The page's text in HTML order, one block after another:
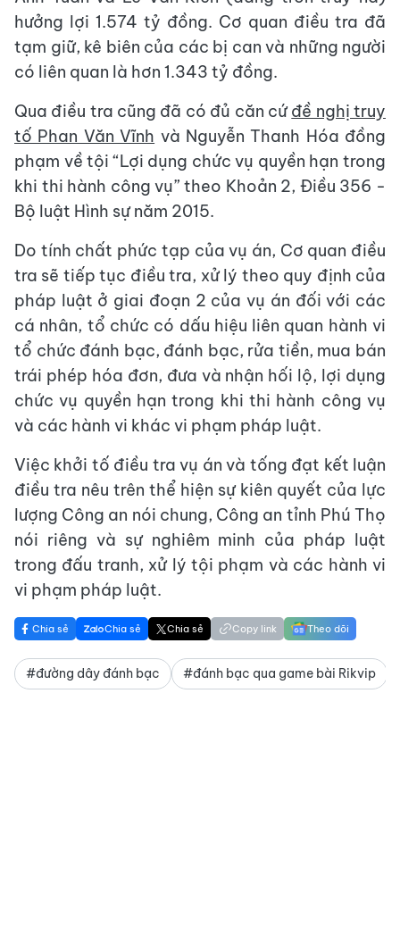
hưởng lợi 1.574 tỷ đồng. Cơ quan điều tra đã
tạm giữ, kê biên của các bị can và những người
có liên quan là hơn 1.343 tỷ đồng.
Qua điều tra cũng đã có đủ căn cứđề nghị truy
tố Phan Văn Vĩnh và Nguyễn Thanh Hóa đồng
phạm về tội “Lợi dụng chức vụ quyền hạn trong
khi thi hành công vụ” theo Khoản 2, Điều 356 -
Bộ luật Hình sự năm 2015.
Do tính chất phức tạp của vụ án, Cơ quan điều
tra sẽ tiếp tục điều tra, xử lý theo quy định của
pháp luật ở giai đoạn 2 của vụ án đối với các
cá nhân, tổ chức có dấu hiệu liên quan hành vi
tổ chức đánh bạc, đánh bạc, rửa tiền, mua bán
trái phép hóa đơn, đưa và nhận hối lộ, lợi dụng
chức vụ quyền hạn trong khi thi hành công vụ
và các hành vi khác vi phạm pháp luật.
Việc khởi tố điều tra vụ án và tống đạt kết luận
điều tra nêu trên thể hiện sự kiên quyết của lực
lượng Công an nói chung, Công an tỉnh Phú Thọ
nói riêng và sự nghiêm minh của pháp luật
trong đấu tranh, xử lý tội phạm và các hành vi
vi phạm pháp luật.
Chia sẻ Chia sẻ Chia sẻ Copy link Theo dõi
#đường dây đánh bạc #đánh bạc qua game bài Rikvip